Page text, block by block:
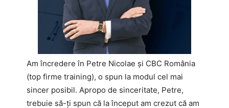
Am încredere în Petre Nicolae și CBC România
(top firme training), o spun la modul cel mai
sincer posibil. Apropo de sinceritate, Petre,
trebuie să-ți spun că la început am crezut că am